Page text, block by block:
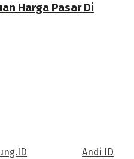
Harga Pasar Di
Andi ID